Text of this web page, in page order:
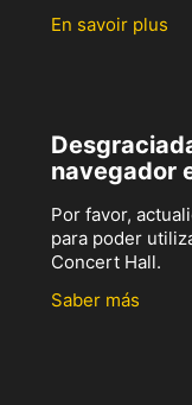
En savoir plus
navegador
Por favor,
para poder
Concert Hall.
Saber más